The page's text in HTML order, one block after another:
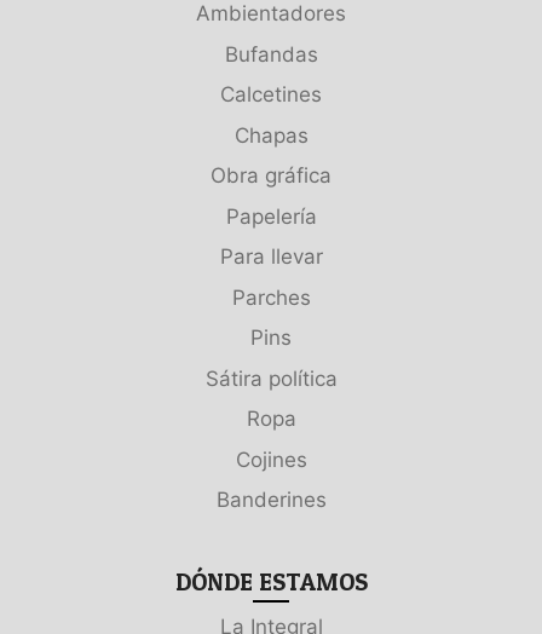
Ambientadores
Bufandas
Calcetines
Chapas
Obra gráfica
Papelería
Para llevar
Parches
Pins
Sátira política
Ropa
Cojines
Banderines
DÓNDE ESTAMOS
La Integral